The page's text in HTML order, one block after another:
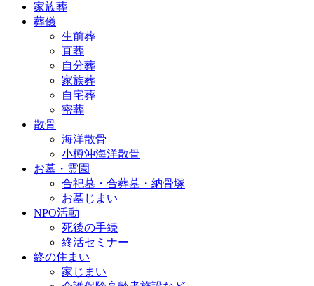
家族葬
葬儀
生前葬
直葬
自分葬
家族葬
自宅葬
密葬
散骨
海洋散骨
小樽沖海洋散骨
お墓・霊園
合祀墓・合葬墓・納骨塚
お墓じまい
NPO活動
死後の手続
終活セミナー
終の住まい
家じまい